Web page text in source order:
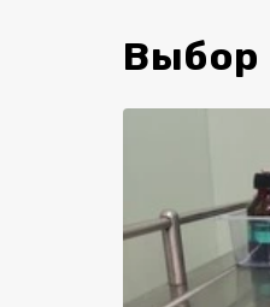
Выбор